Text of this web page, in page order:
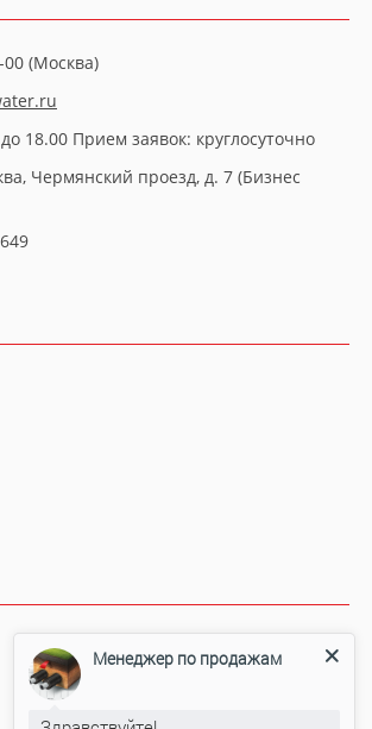
00 (Москва)
18.00 Прием заявок: круглосуточно
Чермянский проезд, д. 7 (Бизнес
Менеджер по продажам